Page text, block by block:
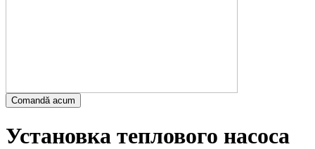
Comandă acum
Установка теплового насоса